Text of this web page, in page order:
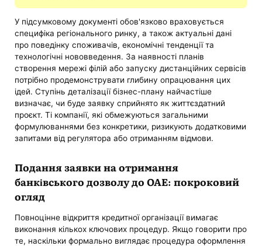
У підсумковому документі обов'язково враховується
специфіка регіонального ринку, а також актуальні дані
про поведінку споживачів, економічні тенденції та
технологічні нововведення. За наявності планів
створення мережі філій або запуску дистанційних сервісів
потрібно продемонструвати глибину опрацювання цих
ідей. Ступінь деталізації бізнес-плану найчастіше
визначає, чи буде заявку сприйнято як життєздатний
проєкт. Ті компанії, які обмежуються загальними
формулюваннями без конкретики, ризикують додатковими
запитами від регулятора або отриманням відмови.
Подання заявки на отримання
банківського дозволу до ОАЕ: покроковий
огляд
Повноцінне відкриття кредитної організації вимагає
виконання кількох ключових процедур. Якщо говорити про
те, наскільки формально виглядає процедура оформлення